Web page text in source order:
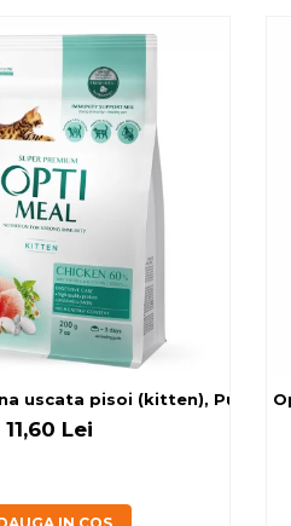
uscata pisoi (kitten), Pui,
11,60 Lei